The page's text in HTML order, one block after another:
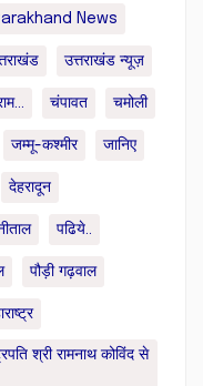
News
उत्तराखंड न्यूज़
चंपावत चमोली
जम्मू-कश्मीर जानिए
देहरादून
पढिये..
पौड़ी गढ़वाल
श्री रामनाथ कोविंद से